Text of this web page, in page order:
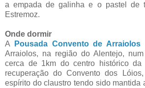
a empada de galinha e o pastel de
Estremoz.
Onde dormir
A
Pousada Convento de Arraiolos
Arraiolos, na região do Alentejo,
cerca de 1km do centro histórico da
recuperação do Convento dos
espírito do claustro tendo sido mantida